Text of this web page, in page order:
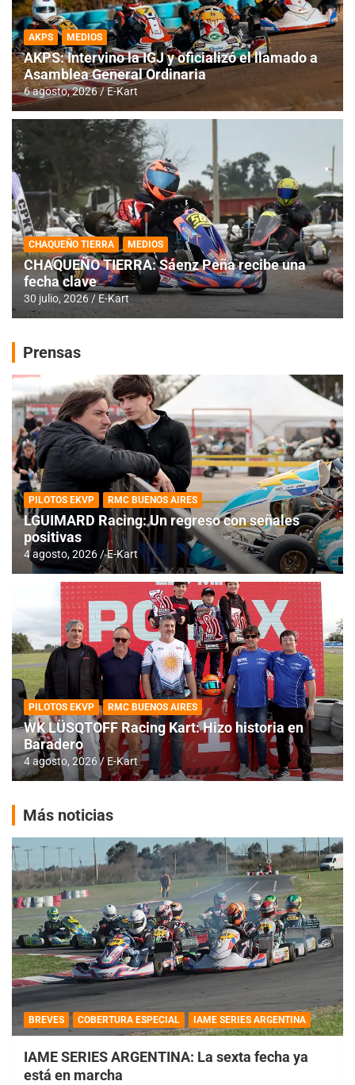
AKPS MEDIOS
AKPS: Intervino la IGJ y oficializó el llamado a
Asamblea General Ordinaria
6 agosto, 2026 E-Kart
CHAQUEÑO TIERRA MEDIOS
CHAQUEÑO TIERRA: Sáenz Peña recibe una
fecha clave
30 julio, 2026 E-Kart
Prensas
PILOTOS EKVP RMC BUENOS AIRES
LGUIMARD Racing: Un regreso con señales
positivas
4 agosto, 2026 E-Kart
PILOTOS EKVP RMC BUENOS AIRES
WK LÜSQTOFF Racing Kart: Hizo historia en
Baradero
4 agosto, 2026 E-Kart
Más noticias
BREVES COBERTURA ESPECIAL IAME SERIES ARGENTINA
IAME SERIES ARGENTINA: La sexta fecha ya
está en marcha